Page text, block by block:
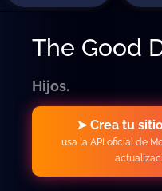
The Good
Hijos.
➤ Crea tu
usa la API oficial de